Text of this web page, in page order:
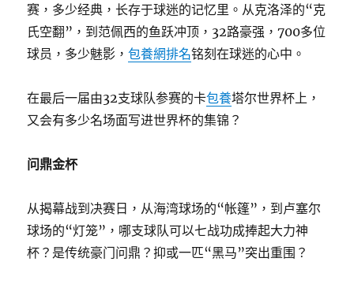
赛，多少经典，长存于球迷的记忆里。从克洛泽的“克
氏空翻”，到范佩西的鱼跃冲顶，32路豪强，700多位
球员，多少魅影，包養網排名铭刻在球迷的心中。
在最后一届由32支球队参赛的卡包養塔尔世界杯上，
又会有多少名场面写进世界杯的集锦？
问鼎金杯
从揭幕战到决赛日，从海湾球场的“帐篷”，到卢塞尔
球场的“灯笼”，哪支球队可以七战功成捧起大力神
杯？是传统豪门问鼎？抑或一匹“黑马”突出重围？